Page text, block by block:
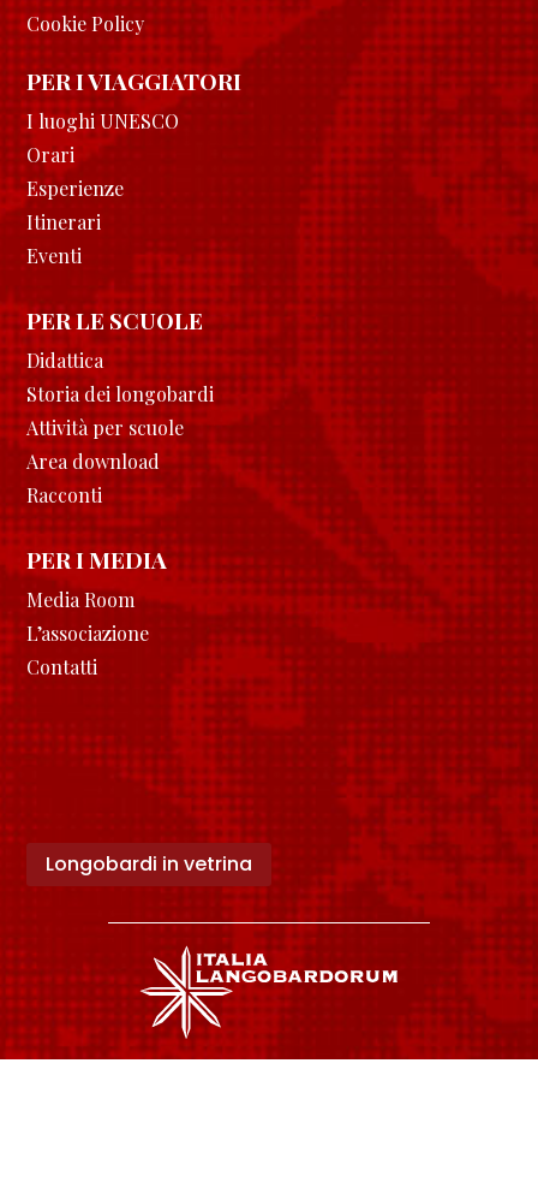
Cookie Policy
PER I VIAGGIATORI
I luoghi UNESCO
Orari
Esperienze
Itinerari
Eventi
PER LE SCUOLE
Didattica
Storia dei longobardi
Attività per scuole
Area download
Racconti
PER I MEDIA
Media Room
L’associazione
Contatti
Longobardi in vetrina